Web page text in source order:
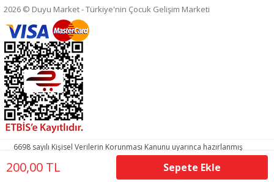
200,00 TL Sepete Ekle
2026 © Duyu Market - Türkiye'nin Çocuk Gelişim Marketi
6698 sayılı Kişisel Verilerin Korunması Kanunu uyarınca hazırlanmış
aydınlatma metnimizi okumak ve sitemizde ilgili mevzuata uygun
olarak kullanılan çerezlerle ilgili bilgi almak için lütfen